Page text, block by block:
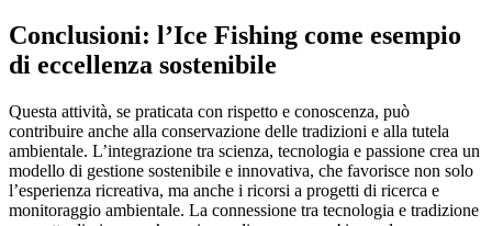
Conclusioni: l’Ice Fishing come esempio
di eccellenza sostenibile
Questa attività, se praticata con rispetto e conoscenza, può
contribuire anche alla conservazione delle tradizioni e alla tutela
ambientale. L’integrazione tra scienza, tecnologia e passione crea un
modello di gestione sostenibile e innovativa, che favorisce non solo
l’esperienza ricreativa, ma anche i ricorsi a progetti di ricerca e
monitoraggio ambientale. La connessione tra tecnologia e tradizione